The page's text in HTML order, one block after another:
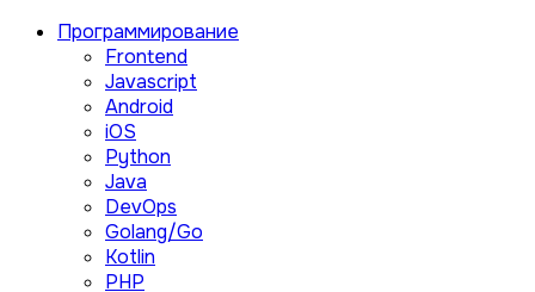
Программирование
Frontend
Javascript
Android
iOS
Python
Java
DevOps
Golang/Go
Kotlin
PHP